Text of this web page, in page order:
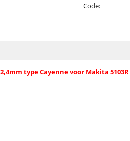
Code:
type Cayenne voor Makita